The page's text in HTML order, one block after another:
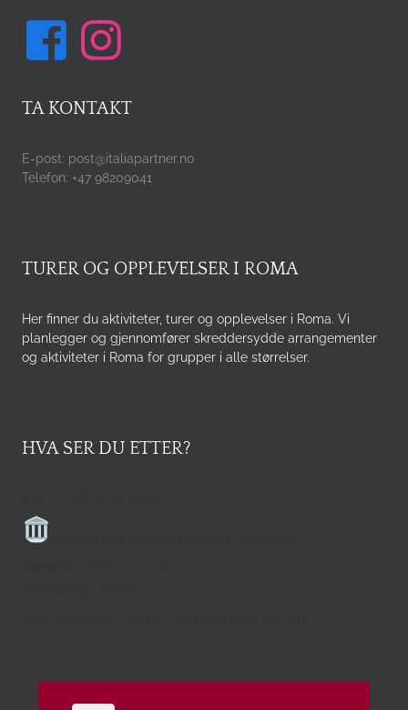
TA KONTAKT
E-post: post@italiapartner.no
Telefon: +47 98209041
TURER OG OPPLEVELSER I ROMA
Her finner du aktiviteter, turer og opplevelser i Roma. Vi
planlegger og gjennomfører skreddersydde arrangementer
og aktiviteter i Roma for grupper i alle størrelser.
HVA SER DU ETTER?